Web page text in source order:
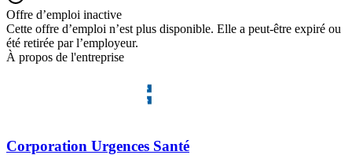
Offre d’emploi inactive
Cette offre d’emploi n’est plus disponible. Elle a peut-être expiré ou
été retirée par l’employeur.
À propos de l'entreprise
Corporation Urgences Santé